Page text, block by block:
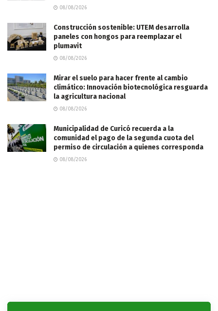
08/08/2026
Construcción sostenible: UTEM desarrolla
paneles con hongos para reemplazar el
plumavit
08/08/2026
Mirar el suelo para hacer frente al cambio
climático: Innovación biotecnológica resguarda
la agricultura nacional
08/08/2026
Municipalidad de Curicó recuerda a la
comunidad el pago de la segunda cuota del
permiso de circulación a quienes corresponda
08/08/2026